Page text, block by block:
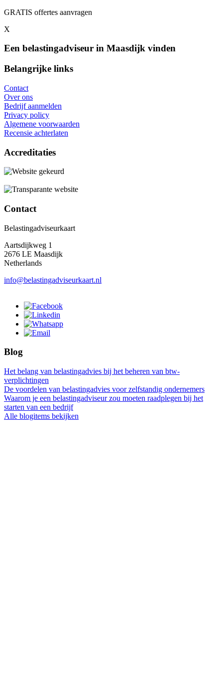
GRATIS offertes aanvragen
X
Een belastingadviseur in Maasdijk vinden
Belangrijke links
Contact
Over ons
Bedrijf aanmelden
Privacy policy
Algemene voorwaarden
Recensie achterlaten
Accreditaties
Contact
Belastingadviseurkaart
Aartsdijkweg 1
2676 LE Maasdijk
Netherlands
info@belastingadviseurkaart.nl
Blog
Het belang van belastingadvies bij het beheren van btw-
verplichtingen
De voordelen van belastingadvies voor zelfstandig ondernemers
Waarom je een belastingadviseur zou moeten raadplegen bij het
starten van een bedrijf
Alle blogitems bekijken